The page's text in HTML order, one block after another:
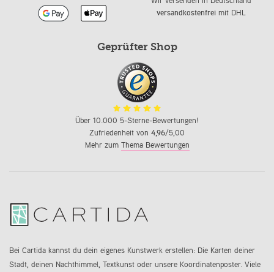
versandkostenfreimit DHL
Geprüfter Shop
Über 10.000 5-Sterne-Bewertungen!
Zufriedenheit von 4,96/5,00
Mehr zum Thema Bewertungen
Bei Cartida kannst du dein eigenes Kunstwerk erstellen: Die Karten deiner
Stadt, deinen Nachthimmel, Textkunst oder unsere Koordinatenposter. Viele